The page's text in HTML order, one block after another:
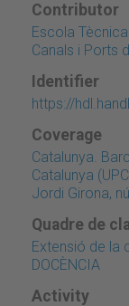
Contributor
Escola
Canals i Ports
Identifier
https://
Coverage
Catalunya.
Catalunya
Jordi Girona,
Quadre de
Extensió de la
DOCÈNCIA
Activity